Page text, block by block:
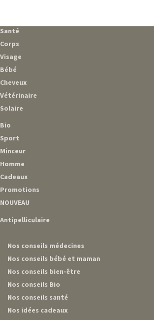
Santé
Corps
Visage
Bébé
Cheveux
Vétérinaire
Solaire
Bio
Sport
Minceur
Homme
Cadeaux
Promotions
NOUVEAU
Antipelliculaire
Nos conseils médecines
Nos conseils bébé et maman
Nos conseils bien-être
Nos conseils Bio
Nos conseils santé
Nos idées cadeaux